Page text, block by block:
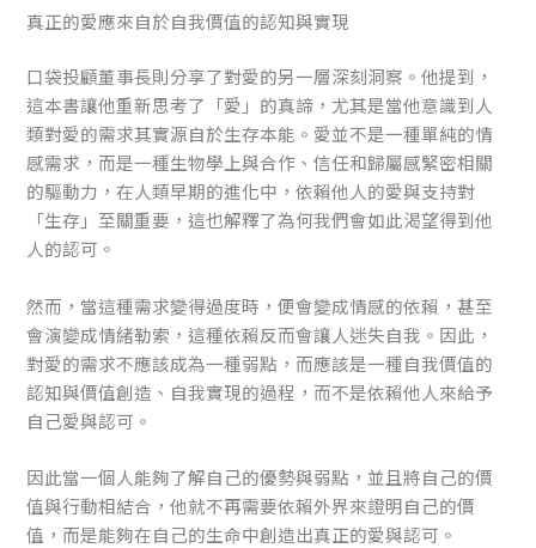
真正的愛應來自於自我價值的認知與實現
口袋投顧董事長則分享了對愛的另一層深刻洞察。他提到，
這本書讓他重新思考了「愛」的真諦，尤其是當他意識到人
類對愛的需求其實源自於生存本能。愛並不是一種單純的情
感需求，而是一種生物學上與合作、信任和歸屬感緊密相關
的驅動力，在人類早期的進化中，依賴他人的愛與支持對
「生存」至關重要，這也解釋了為何我們會如此渴望得到他
人的認可。
然而，當這種需求變得過度時，便會變成情感的依賴，甚至
會演變成情緒勒索，這種依賴反而會讓人迷失自我。因此，
對愛的需求不應該成為一種弱點，而應該是一種自我價值的
認知與價值創造、自我實現的過程，而不是依賴他人來給予
自己愛與認可。
因此當一個人能夠了解自己的優勢與弱點，並且將自己的價
值與行動相結合，他就不再需要依賴外界來證明自己的價
值，而是能夠在自己的生命中創造出真正的愛與認可。